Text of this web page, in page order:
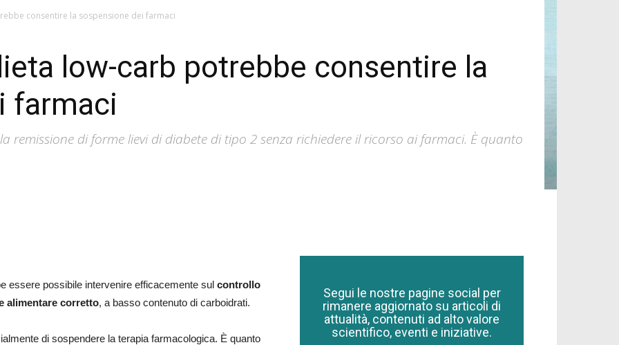
consentire la sospensione dei farmaci
low-carb potrebbe consentire la
farmaci
remissione di forme lievi di diabete di tipo 2 senza richiedere il ricorso ai farmaci. È quanto
essere possibile intervenire efficacemente sul controllo
alimentare corretto, a basso contenuto di carboidrati.
di sospendere la terapia farmacologica. È quanto
Segui le nostre pagine social per
rimanere aggiornato su articoli di
attualità, contenuti ad alto valore
scientifico, eventi e iniziative.